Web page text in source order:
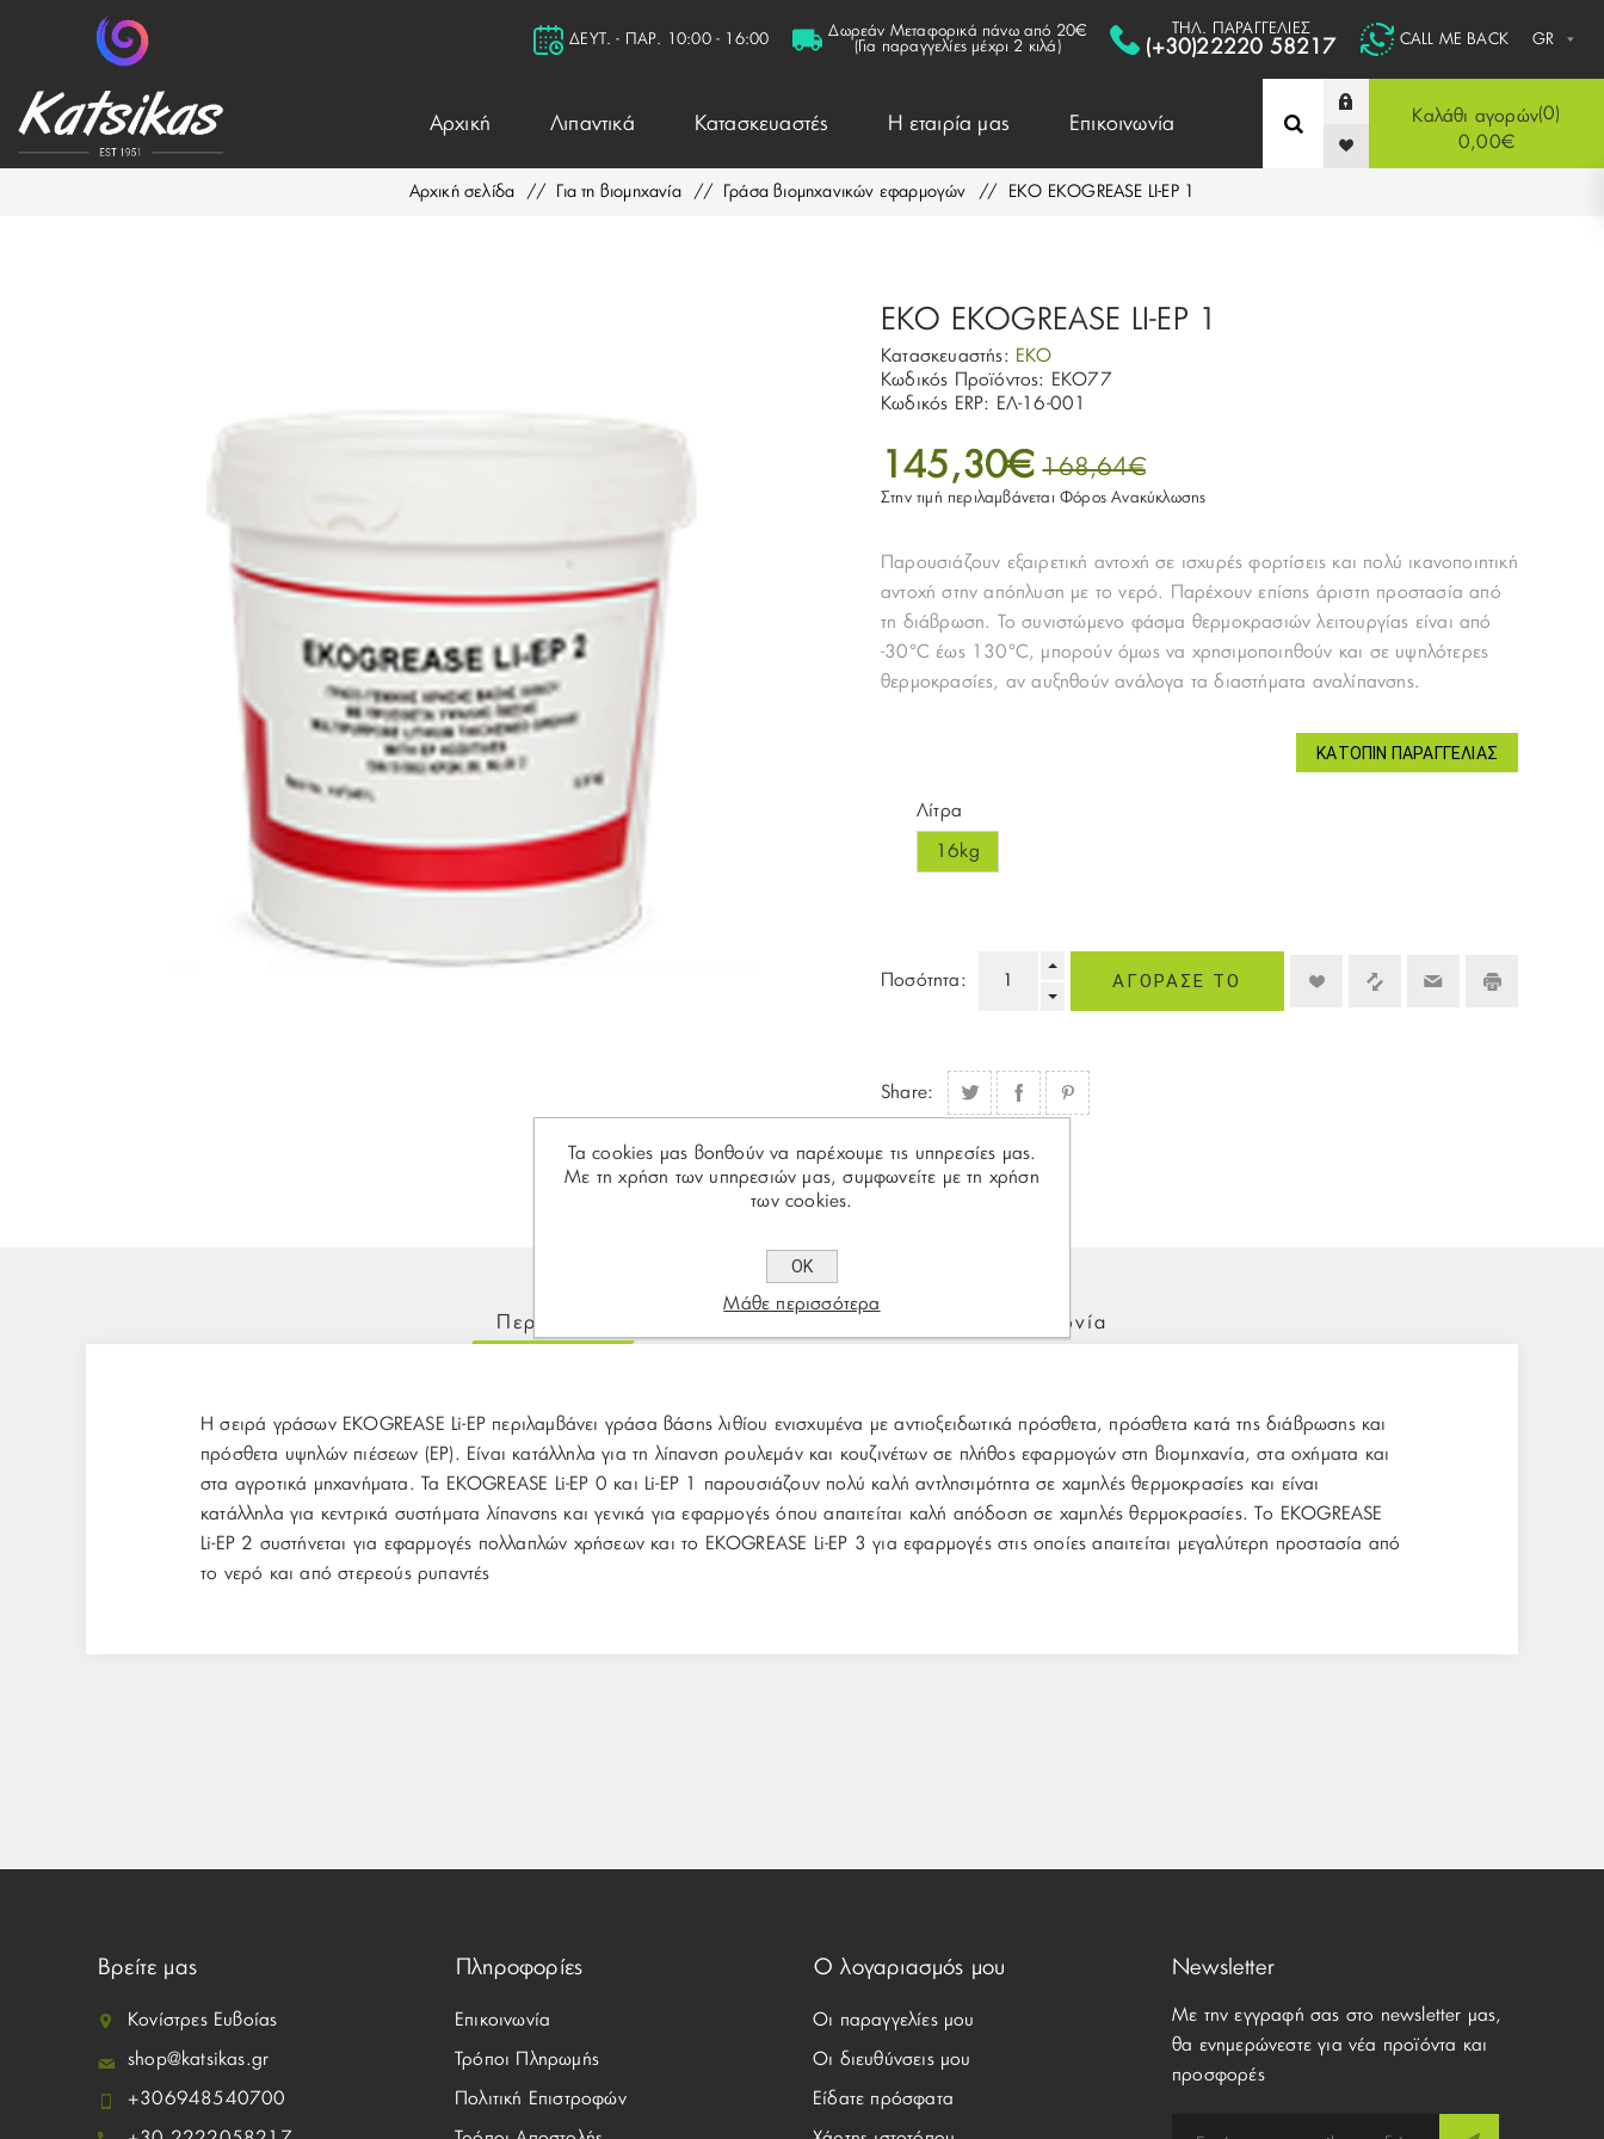
ΔΕΥΤ. - ΠΑΡ. 10:00 - 16:00
Δωρεάν Μεταφορικά πάνω από 20€
(Για παραγγελίες μέχρι 2 κιλά)
ΤΗΛ. ΠΑΡΑΓΓΕΛΙΕΣ
(+30)22220 58217 CALL ME BACK
Aρχική Λιπαντικά Κατασκευαστές Η εταιρία μας Επικοινωνία Καλάθι αγορών 0
0,00€
Αρχική σελίδα / Για τη βιομηχανία / Γράσα βιομηχανικών εφαρμογών / EKO EKOGREASE LI-EP 1
EKO EKOGREASE LI-EP 1
Κατασκευαστής: EKO
Κωδικός Προϊόντος: EKO77
Κωδικός ERP: ΕΛ-16-001
145,30€ 168,64€
Στην τιμή περιλαμβάνεται Φόρος Ανακύκλωσης
Παρουσιάζουν εξαιρετική αντοχή σε ισχυρές φορτίσεις και πολύ ικανοποιητική
αντοχή στην απόπλυση με το νερό. Παρέχουν επίσης άριστη προστασία από
τη διάβρωση. Το συνιστώμενο φάσμα θερμοκρασιών λειτουργίας είναι από
-30°C έως 130°C, μπορούν όμως να χρησιμοποιηθούν και σε υψηλότερες
θερμοκρασίες, αν αυξηθούν ανάλογα τα διαστήματα αναλίπανσης.
Λίτρα
16kg
ΚΑΤΌΠΙΝ ΠΑΡΑΓΓΕΛΊΑΣ
Ποσότητα:
Share:
Περιγραφή Επικοινωνία
Η σειρά γράσων EKOGREASE Li-EP περιλαμβάνει γράσα βάσης λιθίου ενισχυμένα με αντιοξειδωτικά πρόσθετα, πρόσθετα κατά της διάβρωσης και
πρόσθετα υψηλών πιέσεων (EP). Είναι κατάλληλα για τη λίπανση ρουλεμάν και κουζινέτων σε πλήθος εφαρμογών στη βιομηχανία, στα οχήματα και
στα αγροτικά μηχανήματα. Τα EKOGREASE Li-EP 0 και Li-EP 1 παρουσιάζουν πολύ καλή αντλησιμότητα σε χαμηλές θερμοκρασίες και είναι
κατάλληλα για κεντρικά συστήματα λίπανσης και γενικά για εφαρμογές όπου απαιτείται καλή απόδοση σε χαμηλές θερμοκρασίες. To EKOGREASE
Li-EP 2 συστήνεται για εφαρμογές πολλαπλών χρήσεων και το EKOGREASE Li-EP 3 για εφαρμογές στις οποίες απαιτείται μεγαλύτερη προστασία από
το νερό και από στερεούς ρυπαντές
Βρείτε μας
Κονίστρες Ευβοίας
shop@katsikas.gr
+306948540700
Πληροφορίες
Επικοινωνία
Τρόποι Πληρωμής
Πολιτική Επιστροφών
Ο λογαριασμός μου
Οι παραγγελίες μου
Οι διευθύνσεις μου
Είδατε πρόσφατα
Newsletter
Με την εγγραφή σας στο newsletter μας,
θα ενημερώνεστε για νέα προϊόντα και
προσφορές
Τα cookies μας βοηθούν να παρέχουμε τις υπηρεσίες μας.
Με τη χρήση των υπηρεσιών μας, συμφωνείτε με τη χρήση
των cookies.
ΟΚ
Μάθε περισσότερα